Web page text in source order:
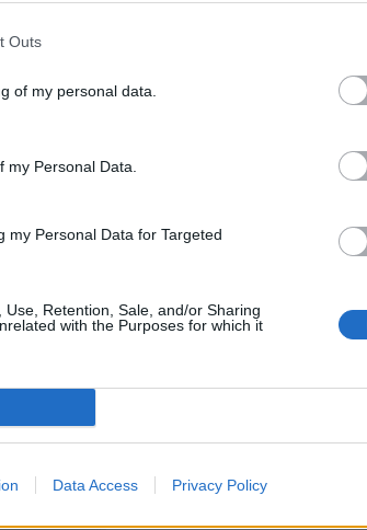
Outs
of my personal data.
Personal Data.
my Personal Data for Targeted
Retention, Sale, and/or Sharing
with the Purposes for which it
Data Access Privacy Policy